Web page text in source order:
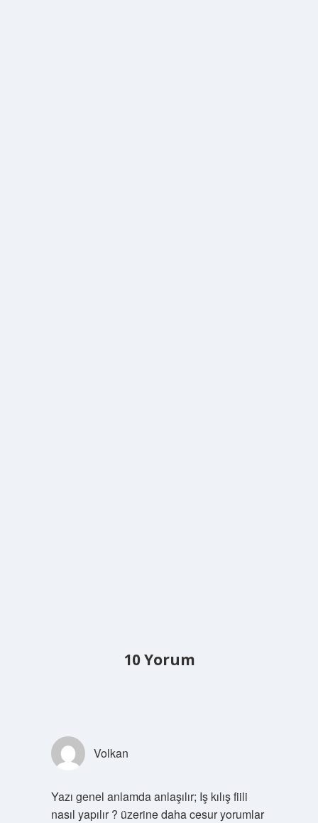
10 Yorum
Volkan
Yazı genel anlamda anlaşılır; Iş kılış fiili
nasıl yapılır ? üzerine daha cesur yorumlar